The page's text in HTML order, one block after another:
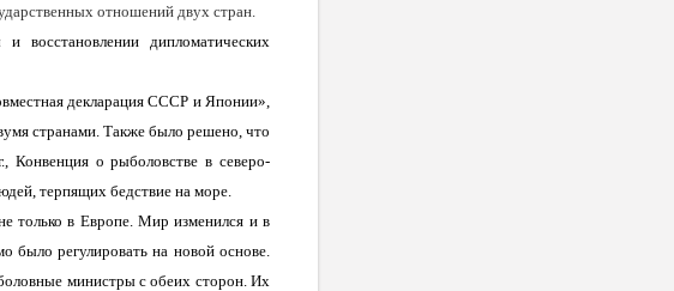
отношений двух стран.
восстановлении дипломатических
декларация СССР и Японии»,
странами. Также было решено, что
., Конвенция о рыболовстве в северо-
терпящих бедствие на море.
только в Европе. Мир изменился и в
регулировать на новой основе.
министры с обеих сторон. Их